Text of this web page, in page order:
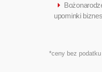
upominki
*ceny bez podatku